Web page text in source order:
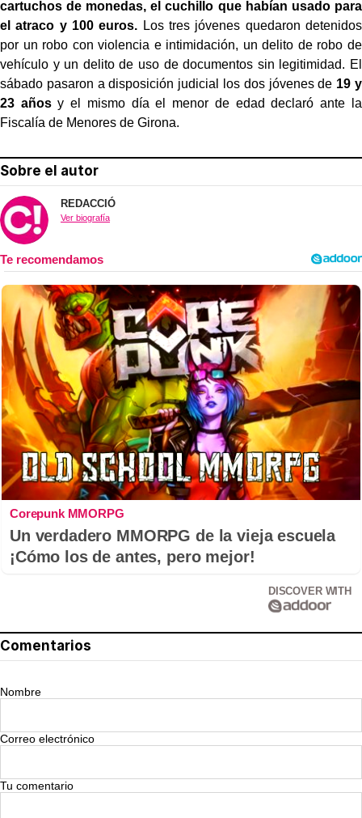
cartuchos de monedas, el cuchillo que habían usado para
el atraco y 100 euros. Los tres jóvenes quedaron detenidos
por un robo con violencia e intimidación, un delito de robo de
vehículo y un delito de uso de documentos sin legitimidad. El
sábado pasaron a disposición judicial los dos jóvenes de 19 y
23 añosy el mismo día el menor de edad declaró ante la
Fiscalía de Menores de Girona.
Sobre el autor
REDACCIÓ
Ver biografía
Corepunk MMORPG
Un verdadero MMORPG de la vieja escuela
¡Cómo los de antes, pero mejor!
DISCOVER WITH
Comentarios
Nombre
Correo electrónico
Tu comentario